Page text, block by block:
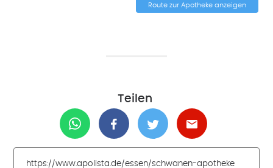
Route zur Apotheke anzeigen
Teilen